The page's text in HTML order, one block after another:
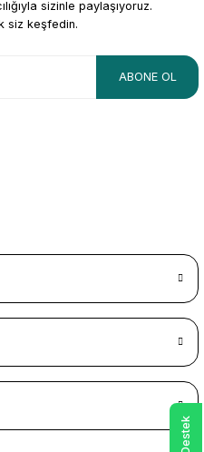
sizinle paylaşıyoruz.
siz keşfedin.
ABONE OL